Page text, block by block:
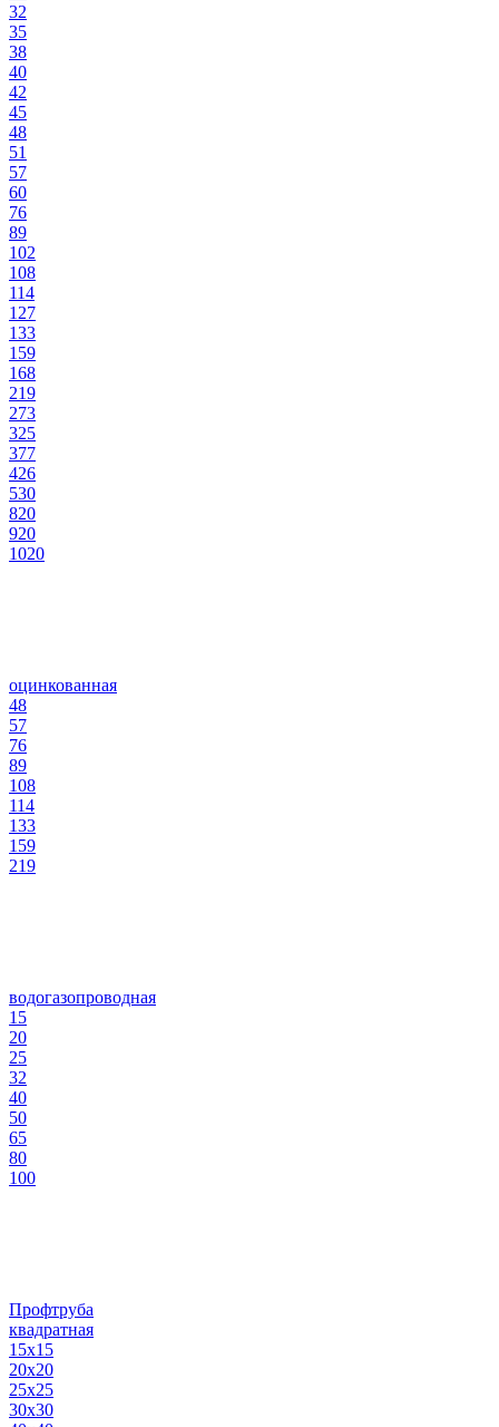
32
35
38
40
42
45
48
51
57
60
76
89
102
108
114
127
133
159
168
219
273
325
377
426
530
820
920
1020
оцинкованная
48
57
76
89
108
114
133
159
219
водогазопроводная
15
20
25
32
40
50
65
80
100
Профтруба
квадратная
15х15
20х20
25х25
30х30